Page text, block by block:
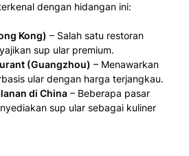
dengan hidangan ini:
Kong) – Salah satu restoran
sup ular premium.
(Guangzhou) – Menawarkan
ular dengan harga terjangkau.
di China – Beberapa pasar
sup ular sebagai kuliner